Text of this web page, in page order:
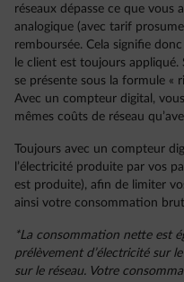
réseaux dépasse ce que vous
analogique (avec tarif
remboursée. Cela signifie
le client est toujours
se présente sous la formule «
Avec un compteur digital,
mêmes coûts de réseau
Toujours avec un compteur
l’électricité produite par vos
est produite), afin de limiter
ainsi votre consommation
*La consommation nette est
prélèvement d’électricité sur
sur le réseau. Votre